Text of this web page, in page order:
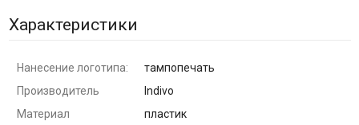
Характеристики
Нанесение логотипа:
тампопечать
Производитель
Indivo
Материал
пластик